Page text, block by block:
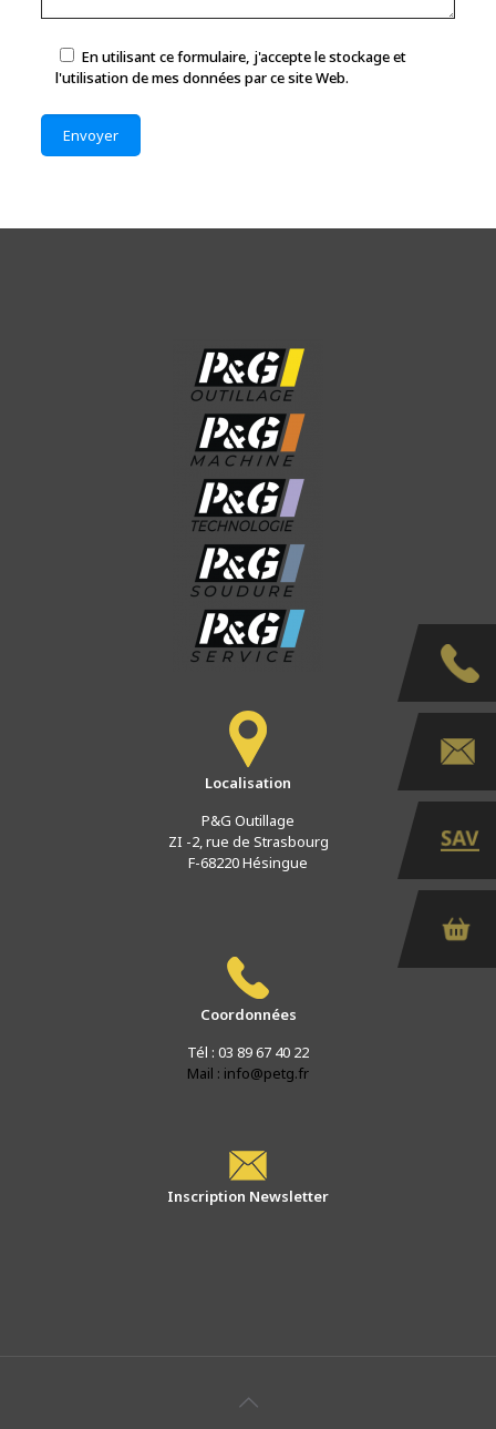
En utilisant ce formulaire, j'accepte le stockage et
l'utilisation de mes données par ce site Web.
Localisation
P&G Outillage
ZI -2, rue de Strasbourg
F-68220 Hésingue
Coordonnées
Tél : 03 89 67 40 22
Mail : info@petg.fr
Inscription Newsletter